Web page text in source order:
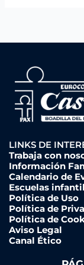
LINKS DE
Trabaja con
Información
Calendario de
Escuelas
Política de Uso
Política de
Política de
Aviso Legal
Canal Ético